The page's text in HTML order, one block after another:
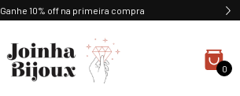
Ganhe 10% off na primeira compra
0